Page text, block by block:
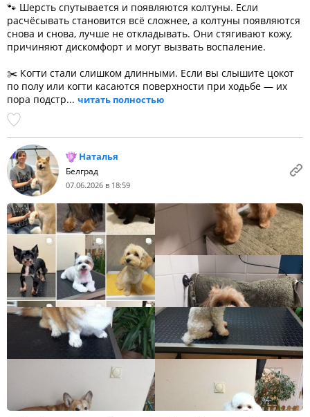
🐾 Шерсть спутывается и появляются колтуны. Если
расчёсывать становится всё сложнее, а колтуны появляются
снова и снова, лучше не откладывать. Они стягивают кожу,
причиняют дискомфорт и могут вызвать воспаление.
✂️ Когти стали слишком длинными. Если вы слышите цокот
по полу или когти касаются поверхности при ходьбе — их
пора подстр... читать полностью
Наталья
Белград
07.06.2026 в 18:59